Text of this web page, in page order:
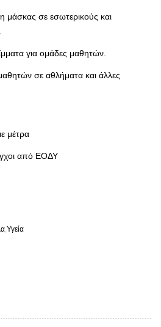
μάσκας σε εσωτερικούς και
για ομάδες μαθητών.
σε αθλήματα και άλλες
μέτρα
από ΕΟΔΥ
Υγεία